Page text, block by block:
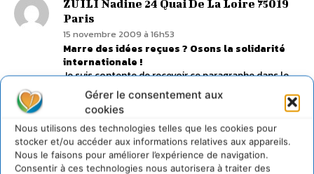
Gérer le consentement aux
cookies
Nous utilisons des technologies telles que les cookies pour
stocker et/ou accéder aux informations relatives aux appareils.
Nous le faisons pour améliorer l’expérience de navigation.
Consentir à ces technologies nous autorisera à traiter des
ZUILI Nadine 24 Quai De La Loire 75019
Paris
15 novembre 2009 à 16h53
Marre des idées reçues ? Osons la solidarité
internationale !
Je suis contente de recevoir ce paragraphe dans le
document Cdurable, car depuis ce matin je m’étends
en remarques aux personnes (émission religieuse
télé) qui semblent critiquer l’humanisme qu’ils disent
« totalitaire », parce que sans religion, alors que le
mot « solidarité » n’y apparaît pas…
Nadine Zuili 15.11.09